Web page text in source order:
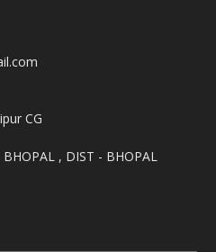
CG
, DIST - BHOPAL